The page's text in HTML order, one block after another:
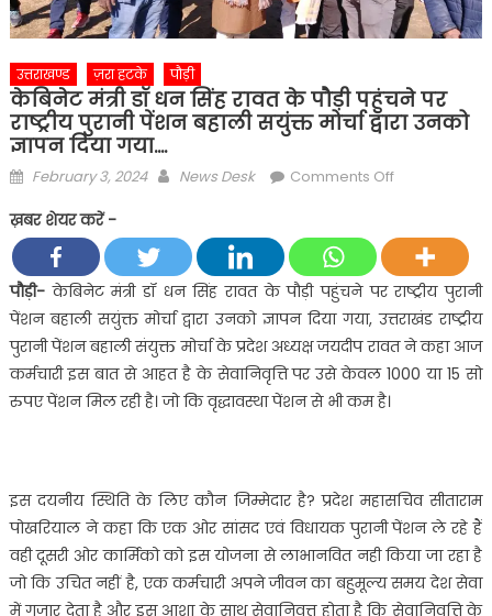
उत्तराखण्ड ज़रा हटके पौड़ी
केबिनेट मंत्री डॉ धन सिंह रावत के पौड़ी पहुंचने पर
राष्ट्रीय पुरानी पेंशन बहाली सयुंक्त मोर्चा द्वारा उनको
ज्ञापन दिया गया….
Posted
February 3, 2024 Author
News Desk Comments Offon
धन
सिंह
रावत
के
पौड़ी
पेंशन
बहाली
सयुंक्त
मोर्चा
द्वारा
ख़बर शेयर करें -
पौड़ी-केबिनेट मंत्री डॉ धन सिंह रावत के पौड़ी पहुंचने पर राष्ट्रीय पुरानी
पेंशन बहाली सयुंक्त मोर्चा द्वारा उनको ज्ञापन दिया गया, उत्तराखंड राष्ट्रीय
पुरानी पेंशन बहाली संयुक्त मोर्चा के प्रदेश अध्यक्ष जयदीप रावत ने कहा आज
कर्मचारी इस बात से आहत है के सेवानिवृत्ति पर उसे केवल 1000 या 15 सो
रुपए पेंशन मिल रही है। जो कि वृद्धावस्था पेंशन से भी कम है।
इस दयनीय स्थिति के लिए कौन जिम्मेदार है? प्रदेश महासचिव सीताराम
पोखरियाल ने कहा कि एक ओर सांसद एवं विधायक पुरानी पेंशन ले रहे हैं
वही दूसरी ओर कार्मिको को इस योजना से लाभानवित नही किया जा रहा है
जो कि उचित नहीं है, एक कर्मचारी अपने जीवन का बहुमूल्य समय देश सेवा
में गुजार देता है और इस आशा के साथ सेवानिवृत्त होता है कि सेवानिवृत्ति के